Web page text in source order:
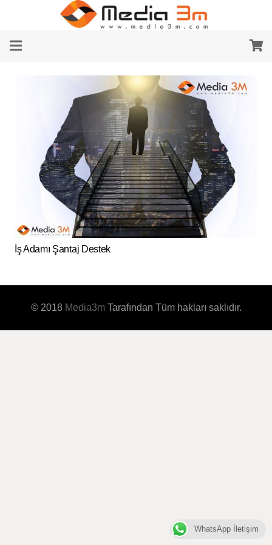
İş Adamı Şantaj Destek
© 2018 Media3mTarafından Tüm hakları saklıdır.
WhatsApp İletişim